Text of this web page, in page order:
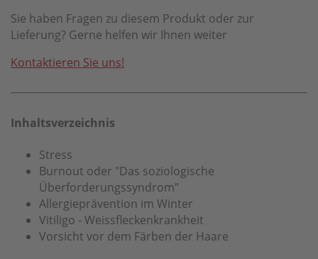
Sie haben Fragen zu diesem Produkt oder zur
Lieferung? Gerne helfen wir Ihnen weiter
Kontaktieren Sie uns!
Inhaltsverzeichnis
Stress
Burnout oder "Das soziologische
Überforderungssyndrom"
Allergieprävention im Winter
Vitiligo - Weissfleckenkrankheit
Vorsicht vor dem Färben der Haare